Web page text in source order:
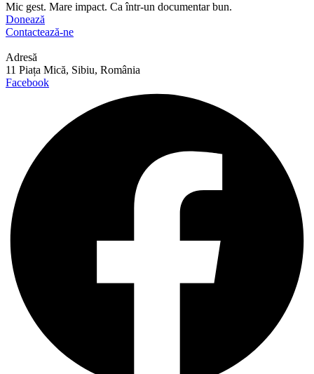
Mic gest. Mare impact. Ca într-un documentar bun.
Donează
Contactează-ne
Adresă
11 Piața Mică, Sibiu, România
Facebook